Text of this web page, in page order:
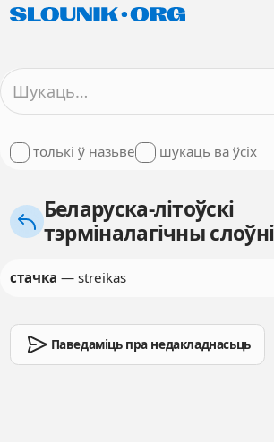
толькі ў назьве шукаць ва ўсіх
Беларуска-літоўскі
тэрміналагічны
стачка — streikas
Паведаміць пра недакладнасьць